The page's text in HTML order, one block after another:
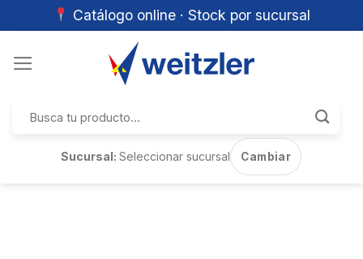
Catálogo online · Stock por sucursal
por:
Sucursal:Seleccionar sucursal Cambiar